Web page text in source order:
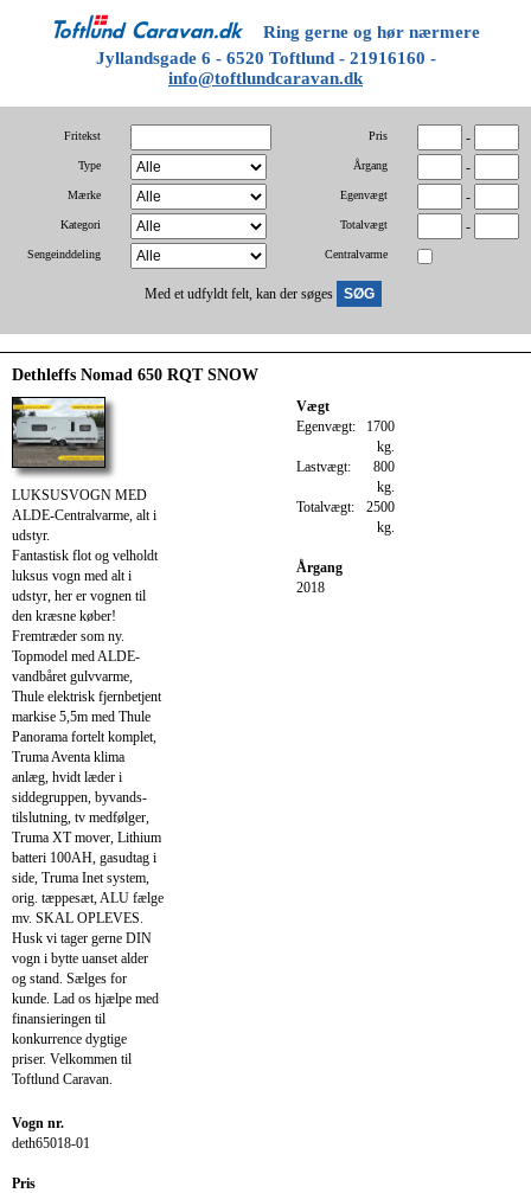
Ring gerne og hør nærmere
Jyllandsgade 6 - 6520 Toftlund - 21916160 -
info@toftlundcaravan.dk
Fritekst
Type
Mærke
Kategori
Sengeinddeling
Pris -
Årgang -
Egenvægt -
Totalvægt -
Centralvarme
Med et udfyldt felt, kan der søges
Dethleffs Nomad 650 RQT SNOW
LUKSUSVOGN MED
ALDE-Centralvarme, alt i
udstyr.
Fantastisk flot og velholdt
luksus vogn med alt i
udstyr, her er vognen til
den kræsne køber!
Fremtræder som ny.
Topmodel med ALDE-
vandbåret gulvvarme,
Thule elektrisk fjernbetjent
markise 5,5m med Thule
Panorama fortelt komplet,
Truma Aventa klima
anlæg, hvidt læder i
siddegruppen, byvands-
tilslutning, tv medfølger,
Truma XT mover, Lithium
batteri 100AH, gasudtag i
side, Truma Inet system,
orig. tæppesæt, ALU fælge
mv. SKAL OPLEVES.
Husk vi tager gerne DIN
vogn i bytte uanset alder
og stand. Sælges for
kunde. Lad os hjælpe med
finansieringen til
konkurrence dygtige
priser. Velkommen til
Toftlund Caravan.
Vægt
Egenvægt: 1700
kg.
Lastvægt:
800
kg.
Totalvægt: 2500
kg.
Årgang
2018
Vogn nr.
deth65018-01
Pris